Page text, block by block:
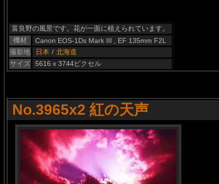
富良野の風景です。花が一面に植えられています。
機材
Canon EOS-1Ds Mark III , EF 135mm F2L
撮影地
日本 / 北海道
サイズ
5616 x 3744ピクセル
No.3965x2 紅の天声